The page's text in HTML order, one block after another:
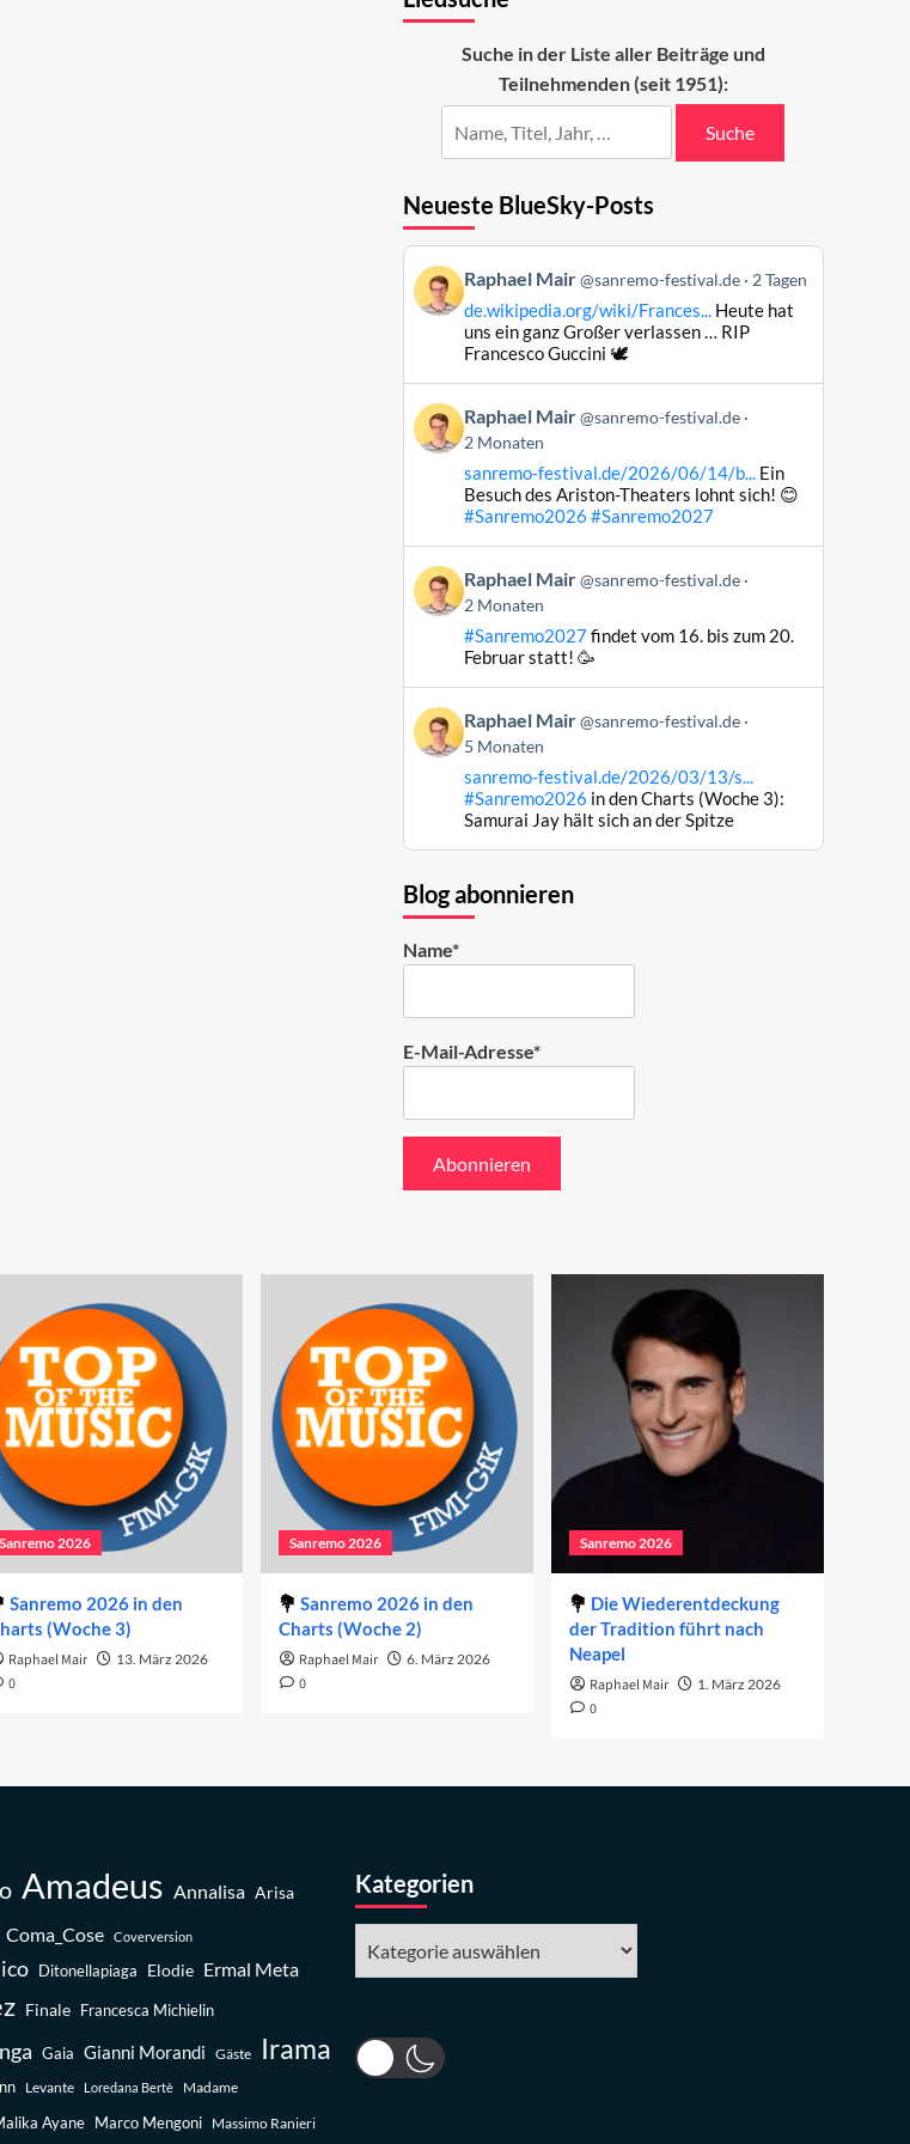
Suche in der Liste aller Beiträge und
Teilnehmenden (seit 1951):
Suche
Neueste BlueSky-Posts
Beitrag
von
Raphael
ansehen
Raphael Mair @sanremo-festival.de 2 Tagen
de.wikipedia.org/wiki/Frances...Heute hat
uns ein ganz Großer verlassen … RIP
Francesco Guccini 🕊️
Beitrag
von
Raphael
Raphael Mair @sanremo-festival.de
2 Monaten
sanremo-festival.de/2026/06/14/b...Ein
Besuch des Ariston-Theaters lohnt sich! 😊
#Sanremo2026 #Sanremo2027
Beitrag
von
Raphael
Bluesky
ansehen
Raphael Mair @sanremo-festival.de
2 Monaten
#Sanremo2027findet vom 16. bis zum 20.
Februar statt! 🥳
Beitrag
von
Raphael
Raphael Mair @sanremo-festival.de
5 Monaten
sanremo-festival.de/2026/03/13/s...
#Sanremo2026 in den Charts (Woche 3):
Samurai Jay hält sich an der Spitze
Blog abonnieren
Name*
E-Mail-Adresse*
Sanremo 2026
Sanremo 2026 in den
(Woche 3)
Raphael Mair 13. März 2026
0
Sanremo 2026
Sanremo 2026 in den
Charts (Woche 2)
Raphael Mair 6. März 2026
0
Sanremo 2026
Die Wiederentdeckung
der Tradition führt nach
Neapel
Raphael Mair 1. März 2026
0
Amadeus Annalisa Arisa
Coma_Cose Coverversion
Ditonellapiaga Elodie Ermal Meta
Finale Francesca Michielin
Gaia Gianni Morandi Gäste Irama
Levante Loredana Bertè Madame
Ayane Marco Mengoni Massimo Ranieri
Kategorien